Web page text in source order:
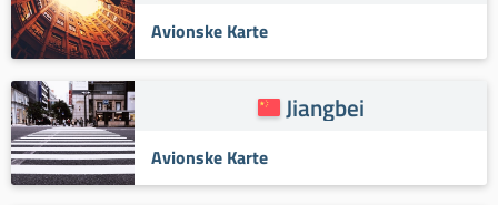
Avionske Karte
Jiangbei
Avionske Karte